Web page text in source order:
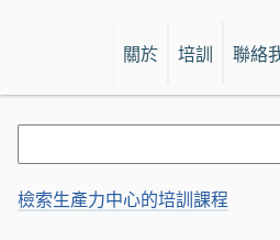
關於 培訓 聯絡
檢索生產力中心的培訓課程